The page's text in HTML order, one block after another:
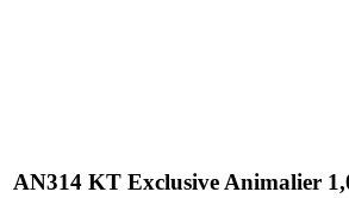
AN314 KT Exclusive Animalier